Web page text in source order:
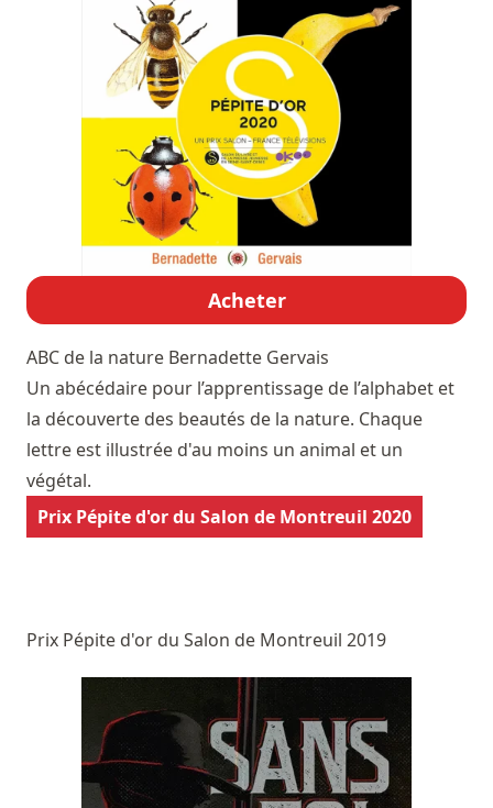
Acheter
ABC de la nature Bernadette Gervais
Un abécédaire pour l’apprentissage de l’alphabet et
la découverte des beautés de la nature. Chaque
lettre est illustrée d'au moins un animal et un
végétal.
Prix Pépite d'or du Salon de Montreuil 2020
Prix Pépite d'or du Salon de Montreuil 2019